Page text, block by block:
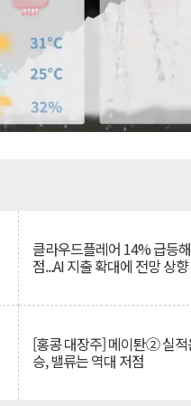
클라우드플레어 14% 급등
점...AI 지출 확대에 전망 상향
[홍콩 대장주] 메이퇀② 실적
승, 밸류는 역대 저점